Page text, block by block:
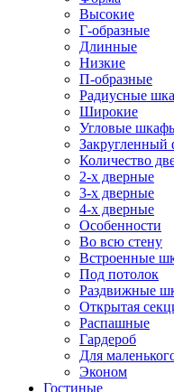
Высокие
Г-образные
Длинные
Низкие
П-образные
Радиусные
Широкие
Угловые
Закругленный
Количество
2-х дверные
3-х дверные
4-х дверные
Особенности
Во всю стену
Встроенные
Под потолок
Раздвижные
Открытая
Распашные
Гардероб
Для
Эконом
Гостиные